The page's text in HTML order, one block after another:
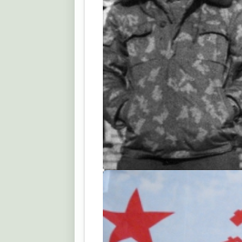
важняк